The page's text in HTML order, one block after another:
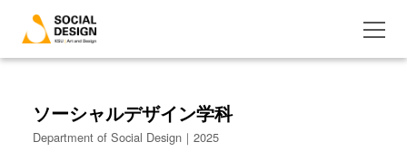
ソーシャルデザイン学科
Department of Social Design｜2025